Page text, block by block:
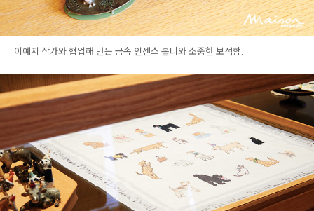
이예지 작가와 협업해 만든 금속 인센스 홀더와 소중한 보석함.